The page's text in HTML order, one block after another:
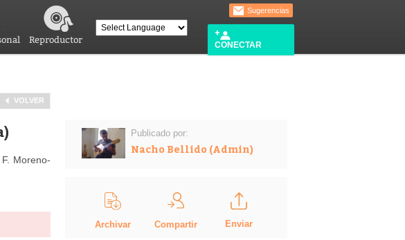
Reproductor
Sugerencias
CONECTAR
VOLVER
Moreno-
Publicado por:
Nacho Bellido (Admin)
Archivar Compartir Enviar